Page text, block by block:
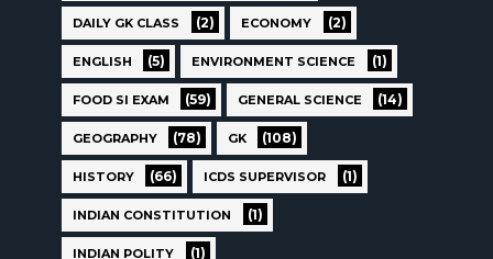
DAILY GK CLASS (2) ECONOMY (2)
ENGLISH (5) ENVIRONMENT SCIENCE (1)
FOOD SI EXAM (59) GENERAL SCIENCE (14)
GEOGRAPHY (78) GK (108)
HISTORY (66) ICDS SUPERVISOR (1)
INDIAN CONSTITUTION (1)
INDIAN POLITY (1)